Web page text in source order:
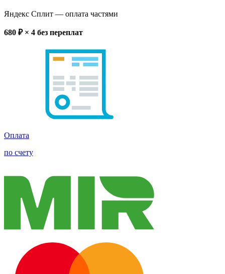
Яндекс Сплит — оплата частями
680 ₽ × 4 без переплат
Оплата
по счету